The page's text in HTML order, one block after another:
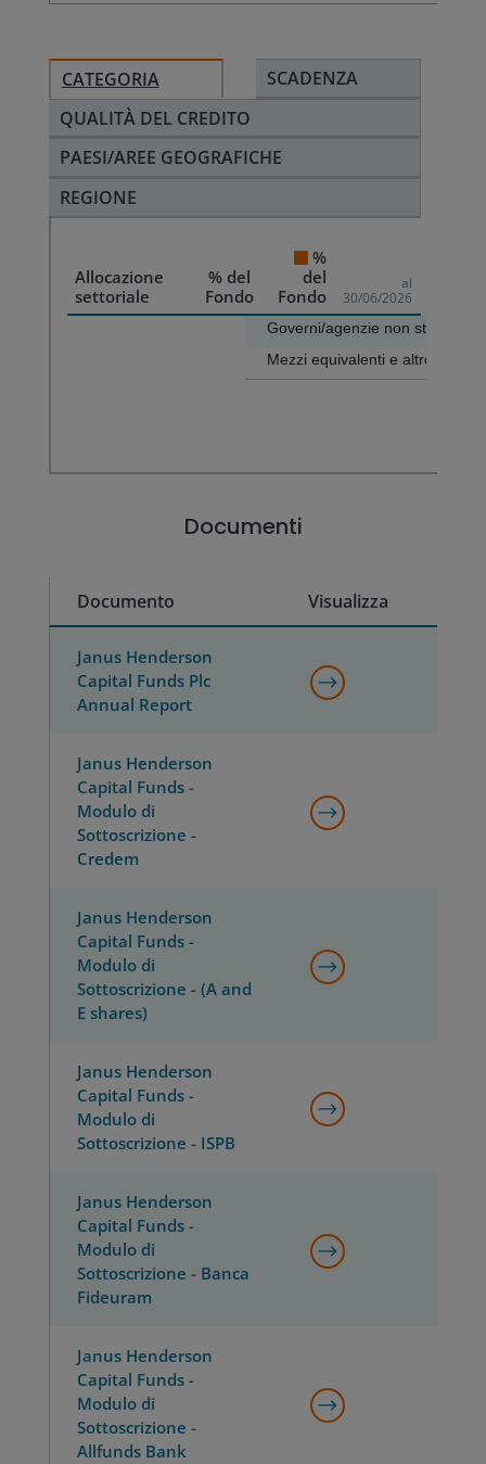
CATEGORIA
SCADENZA
QUALITÀ DEL CREDITO
PAESI/AREE GEOGRAFICHE
REGIONE
Allocazione
settoriale
% del
Fondo
%
del
Fondo
al
30/06/2026
Governi/agenzie non
Mezzi equivalenti e altro
Documenti
Documento Visualizza
Janus Henderson
Capital Funds Plc
Annual Report
Janus Henderson
Capital Funds -
Modulo di
Sottoscrizione -
Credem
Janus Henderson
Capital Funds -
Modulo di
Sottoscrizione - (A and
E shares)
Janus Henderson
Capital Funds -
Modulo di
Sottoscrizione - ISPB
Janus Henderson
Capital Funds -
Modulo di
Sottoscrizione - Banca
Fideuram
Janus Henderson
Capital Funds -
Modulo di
Sottoscrizione -
Allfunds Bank